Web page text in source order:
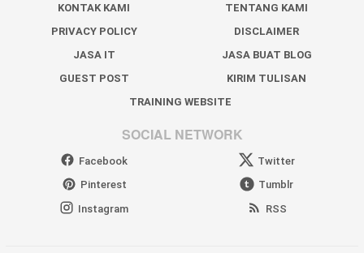
KONTAK KAMI
TENTANG KAMI
PRIVACY POLICY
DISCLAIMER
JASA IT
JASA BUAT BLOG
GUEST POST
KIRIM TULISAN
TRAINING WEBSITE
SOCIAL NETWORK
Facebook
Twitter
Pinterest
Tumblr
Instagram
RSS